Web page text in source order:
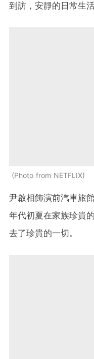
到訪，安靜的日常生
Photo from NETFLIX
尹啟相飾演前汽車旅
年代初夏在家族珍貴
去了珍貴的一切。